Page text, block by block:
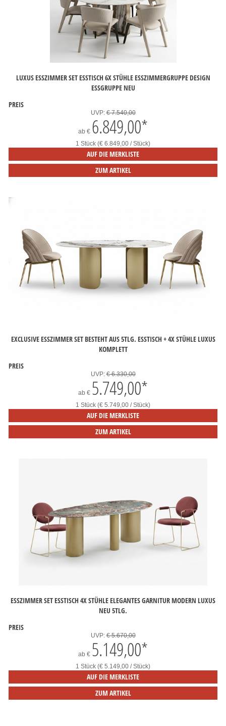
LUXUS ESSZIMMER SET ESSTISCH 6X STÜHLE ESSZIMMERGRUPPE DESIGN
ESSGRUPPE NEU
PREIS
UVP:€ 7.540,00
ab € 6.849,00*
1 Stück (€ 6.849,00 / Stück)
AUF DIE MERKLISTE
ZUM ARTIKEL
EXCLUSIVE ESSZIMMER SET BESTEHT AUS 5TLG. ESSTISCH + 4X STÜHLE LUXUS
KOMPLETT
PREIS
UVP:€ 6.330,00
ab € 5.749,00*
1 Stück (€ 5.749,00 / Stück)
AUF DIE MERKLISTE
ZUM ARTIKEL
ESSZIMMER SET ESSTISCH 4X STÜHLE ELEGANTES GARNITUR MODERN LUXUS
NEU 5TLG.
PREIS
UVP:€ 5.670,00
ab € 5.149,00*
1 Stück (€ 5.149,00 / Stück)
AUF DIE MERKLISTE
ZUM ARTIKEL